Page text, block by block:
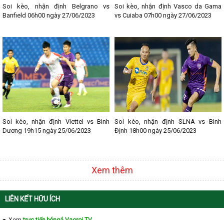
- Lịch thi đấu La Liga
- Lịch thi đấu Bundesliga
- Lịch thi đấu V - League
- Lịch thi đấu Cup C1
Soi kèo, nhận định Belgrano vs
Banfield 06h00 ngày 27/06/2023
Soi kèo, nhận định Vasco da Gama
vs Cuiaba 07h00 ngày 27/06/2023
Soi kèo, nhận định Viettel vs Bình
Dương 19h15 ngày 25/06/2023
Soi kèo, nhận định SLNA vs Bình
Định 18h00 ngày 25/06/2023
Xem thêm
LIÊN KẾT HỮU ÍCH